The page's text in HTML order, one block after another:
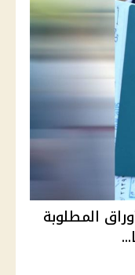
السفر 2026.. الأوراق المطلوبة